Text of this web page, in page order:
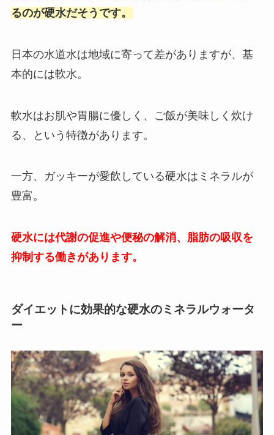
るのが硬水だそうです。
日本の水道水は地域に寄って差がありますが、基
本的には軟水。
軟水はお肌や胃腸に優しく、ご飯が美味しく炊け
る、という特徴があります。
一方、ガッキーが愛飲している硬水はミネラルが
豊富。
硬水には代謝の促進や便秘の解消、脂肪の吸収を
抑制する働きがあります。
ダイエットに効果的な硬水のミネラルウォータ
ー